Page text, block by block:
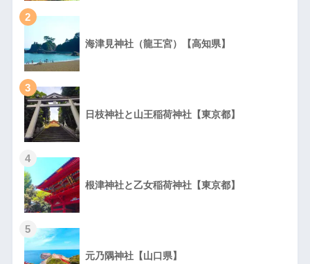
2
海津見神社（龍王宮）【高知県】
3
日枝神社と山王稲荷神社【東京都】
4
根津神社と乙女稲荷神社【東京都】
5
元乃隅神社【山口県】